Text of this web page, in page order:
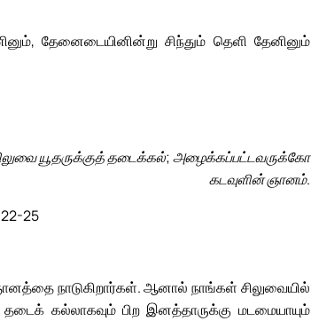
தேனைடையினின்று சிந்தும் தெளி தேனினும்
யூதருக்குத் தடைக்கல்; அழைக்கப்பட்டவருக்கோ
கடவுளின் ஞானம்.
22-25
நாடுகிறார்கள். ஆனால் நாங்கள் சிலுவையில்
தடைக் கல்லாகவும் பிற இனத்தாருக்கு மடமையாயும்